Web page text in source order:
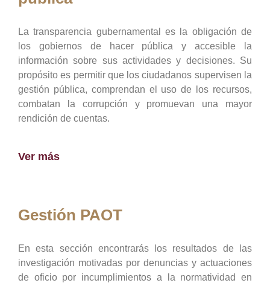
La transparencia gubernamental es la obligación de
los gobiernos de hacer pública y accesible la
información sobre sus actividades y decisiones. Su
propósito es permitir que los ciudadanos supervisen la
gestión pública, comprendan el uso de los recursos,
combatan la corrupción y promuevan una mayor
rendición de cuentas.
Ver más
Gestión PAOT
En esta sección encontrarás los resultados de las
investigación motivadas por denuncias y actuaciones
de oficio por incumplimientos a la normatividad en